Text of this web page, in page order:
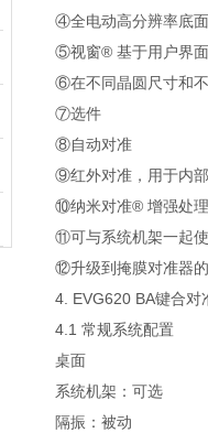
④全电动高分辨率底
⑤视窗® 基于用户界面
⑥在不同晶圆尺寸和
⑦选件
⑧自动对准
⑨红外对准，用于内
⑩纳米对准® 增强处
⑪可与系统机架一起
⑫升级到掩膜对准器
4. EVG620 BA键合对
4.1 常规系统配置
桌面
系统机架：可选
隔振：被动